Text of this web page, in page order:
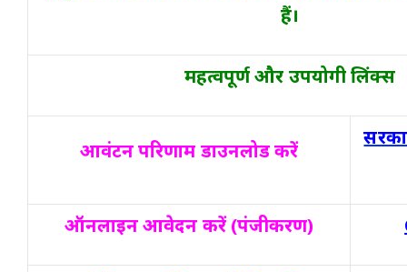
हैं।
महत्वपूर्ण और उपयोगी लिंक्स
आवंटन परिणाम डाउनलोड करें
ऑनलाइन आवेदन करें (पंजीकरण)